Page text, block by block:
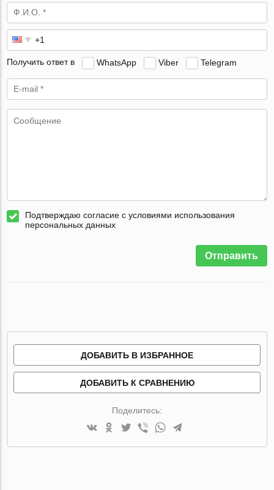
Получить ответ в WhatsApp Viber Telegram
Подтверждаю согласие с условиями использования
персональных данных
Отправить
ДОБАВИТЬ В ИЗБРАННОЕ
ДОБАВИТЬ К СРАВНЕНИЮ
Поделитесь: